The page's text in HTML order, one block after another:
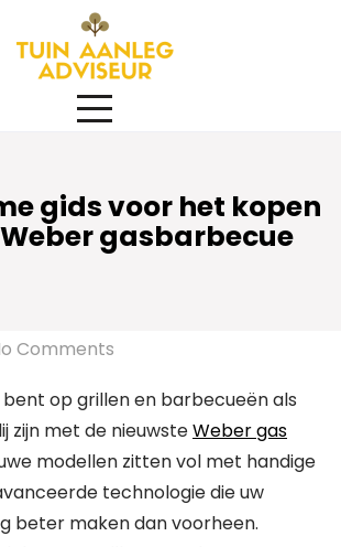
gids voor het kopen
gasbarbecue
Comments
bent op grillen en barbecueën als
zijn met de nieuwsteWeber gas
modellen zitten vol met handige
technologie die uw
beter maken dan voorheen.